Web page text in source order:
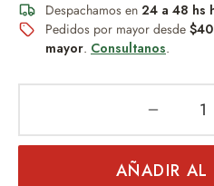
Disponible en varios
Capacidad de 900ml
Consultanos para hacer el
Despachamos en 24 a 48 hs
Pedidos por mayor desde
mayor. Consultanos.
AÑADIR AL